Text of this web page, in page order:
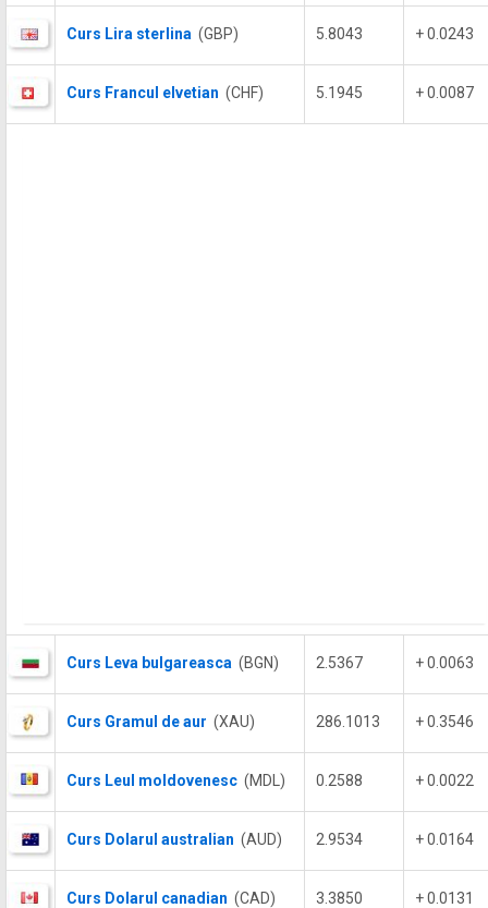
Curs Lira sterlina (GBP) 5.8043 + 0.0243
Curs Francul elvetian (CHF) 5.1945 + 0.0087
Curs Leva bulgareasca (BGN) 2.5367 + 0.0063
Curs Gramul de aur (XAU) 286.1013 + 0.3546
Curs Leul moldovenesc (MDL) 0.2588 + 0.0022
Curs Dolarul australian (AUD) 2.9534 + 0.0164
Curs Dolarul canadian (CAD) 3.3850 + 0.0131